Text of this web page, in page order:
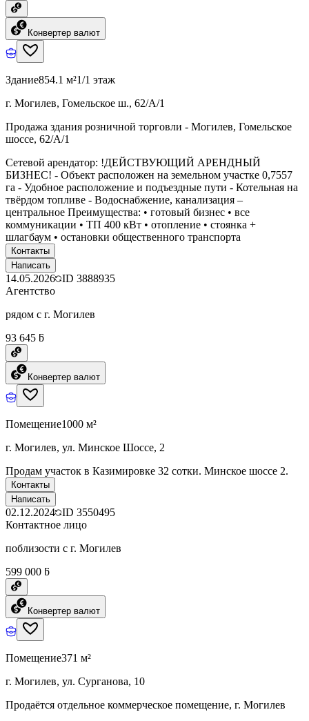
Конвертер валют
Здание854.1 м²1/1 этаж
г. Могилев, Гомельское ш., 62/А/1
Продажа здания розничной торговли - Могилев, Гомельское
шоссе, 62/А/1
Сетевой арендатор: !ДЕЙСТВУЮЩИЙ АРЕНДНЫЙ
БИЗНЕС! - Объект расположен на земельном участке 0,7557
га - Удобное расположение и подъездные пути - Котельная на
твёрдом топливе - Водоснабжение, канализация –
центральное Преимущества: • готовый бизнес • все
коммуникации • ТП 400 кВт • отопление • стоянка +
шлагбаум • остановки общественного транспорта
Контакты
Написать
14.05.2026 ID 3888935
Агентство
рядом с г. Могилев
93 645 ƃ
Конвертер валют
Помещение1000 м²
г. Могилев, ул. Минское Шоссе, 2
Продам участок в Казимировке 32 сотки. Минское шоссе 2.
Контакты
Написать
02.12.2024 ID 3550495
Контактное лицо
поблизости с г. Могилев
599 000 ƃ
Конвертер валют
Помещение371 м²
г. Могилев, ул. Сурганова, 10
Продаётся отдельное коммерческое помещение, г. Могилев